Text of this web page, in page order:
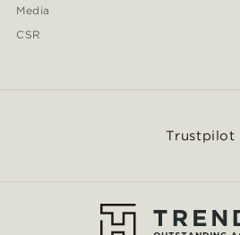
Media
CSR
Trustpilot